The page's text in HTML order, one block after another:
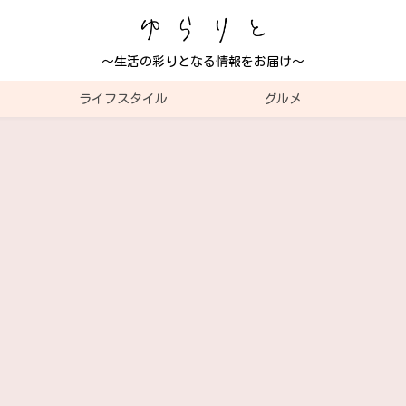
～生活の彩りとなる情報をお届け～
ライフスタイル グルメ